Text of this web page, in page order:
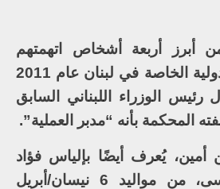
أبرز أربعة أشخاص اتهمتهم
المحكمة الجنائية الدولية الخاصة في لبنان عام 2011
رئيس الوزراء اللبناني السابق
المحكمة بأنه “مدبر العملية”.
يُعرف أيضًا بإلياس فؤاد
صعب وسامي عيسى، من مواليد 6 نيسان/أبريل